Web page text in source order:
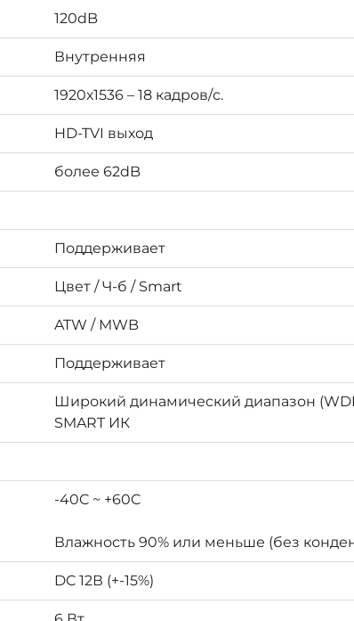
120dB
Внутренняя
1920х1536 – 18 кадров/с.
HD-TVI выход
более 62dB
Поддерживает
Цвет / Ч-б / Smart
ATW / MWB
Поддерживает
Широкий динамический диапазон
SMART ИК
-40C ~ +60C
Влажность 90% или меньше (без
DC 12В (+-15%)